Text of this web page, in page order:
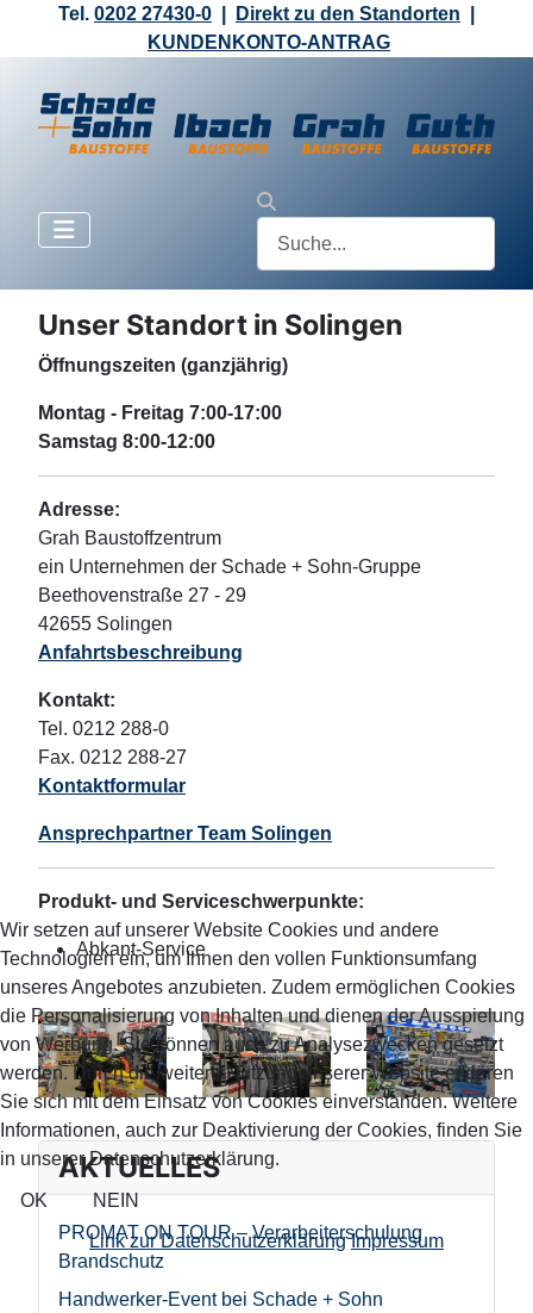
Tel. 0202 27430-0 Direkt zu den Standorten
KUNDENKONTO-ANTRAG
Unser Standort in Solingen
Öffnungszeiten (ganzjährig)
Montag - Freitag 7:00-17:00
Samstag 8:00-12:00
Adresse:
Grah Baustoffzentrum
ein Unternehmen der Schade + Sohn-Gruppe
Beethovenstraße 27 - 29
42655 Solingen
Anfahrtsbeschreibung
Kontakt:
Tel. 0212 288-0
Fax. 0212 288-27
Kontaktformular
Ansprechpartner Team Solingen
Produkt- und Serviceschwerpunkte:
Abkant-Service
AKTUELLES
PROMAT ON TOUR – Verarbeiterschulung
Brandschutz
Handwerker-Event bei Schade + Sohn
Wir setzen auf unserer Website Cookies und andere
Technologien ein, um Ihnen den vollen Funktionsumfang
unseres Angebotes anzubieten. Zudem ermöglichen Cookies
die Personalisierung von Inhalten und dienen der Ausspielung
von Werbung. Sie können auch zu Analysezwecken gesetzt
werden. Durch die weitere Nutzung unserer Website erklären
Sie sich mit dem Einsatz von Cookies einverstanden. Weitere
Informationen, auch zur Deaktivierung der Cookies, finden Sie
in unserer Datenschutzerklärung.
OK NEIN
Link zur Datenschutzerklärung Impressum